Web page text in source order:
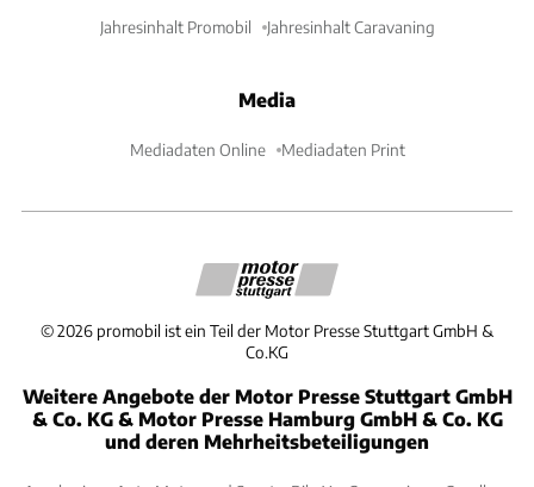
Jahresinhalt Promobil Jahresinhalt Caravaning
Media
Mediadaten Online Mediadaten Print
©2026 promobil ist ein Teil der Motor Presse Stuttgart GmbH &
Co.KG
Weitere Angebote der Motor Presse Stuttgart GmbH
& Co. KG & Motor Presse Hamburg GmbH & Co. KG
und deren Mehrheitsbeteiligungen